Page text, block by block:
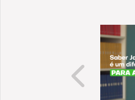
Previous